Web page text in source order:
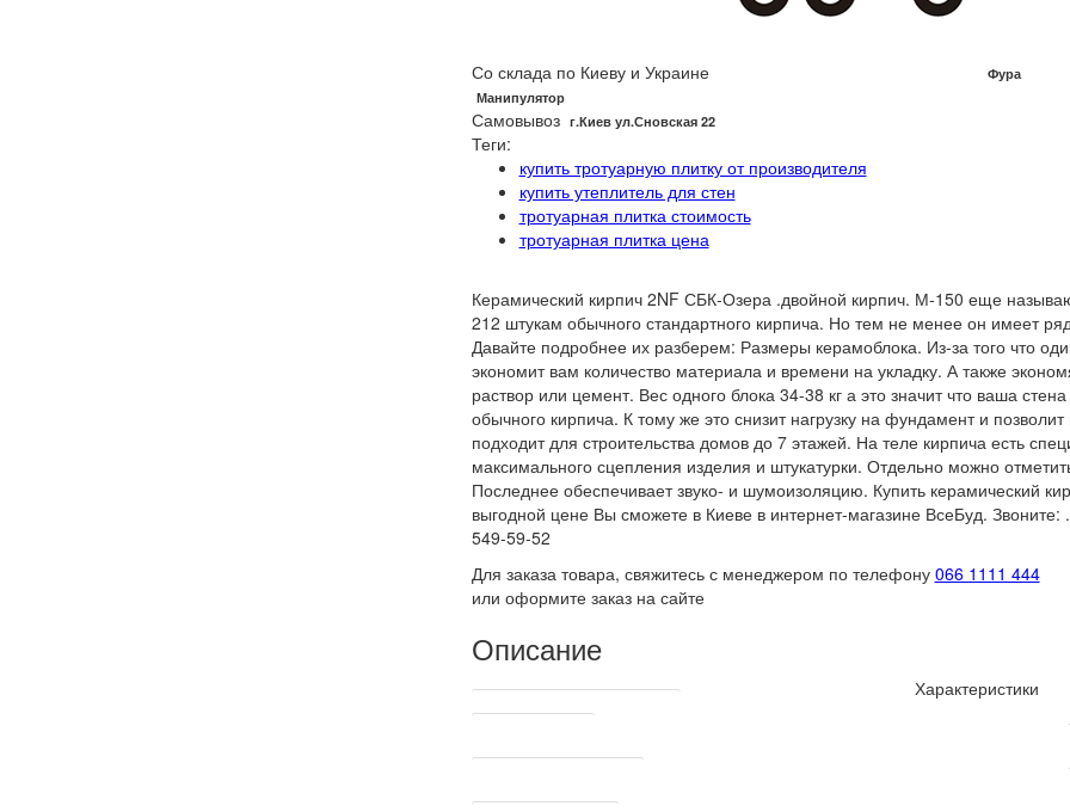
Со склада по Киеву и Украине
Фура
Манипулятор
Самовывоз г.Киев ул.Сновская 22
Теги:
купить тротуарную плитку от производителя
купить утеплитель для стен
тротуарная плитка стоимость
тротуарная плитка цена
Керамический кирпич 2NF СБК-Озера .двойной кирпич. М-150 еще
212 штукам обычного стандартного кирпича. Но тем не менее он имеет
Давайте подробнее их разберем: Размеры керамоблока. Из-за того что
экономит вам количество материала и времени на укладку. А также
раствор или цемент. Вес одного блока 34-38 кг а это значит что ваша
обычного кирпича. К тому же это снизит нагрузку на фундамент и
подходит для строительства домов до 7 этажей. На теле кирпича есть
максимального сцепления изделия и штукатурки. Отдельно можно
Последнее обеспечивает звуко- и шумоизоляцию. Купить керамический
выгодной цене Вы сможете в Киеве в интернет-магазине ВсеБуд.
549-59-52
Для заказа товара, свяжитесь с менеджером по телефону 066 1111 444
или оформите заказ на сайте
Описание
Характеристики
Технические характеристики